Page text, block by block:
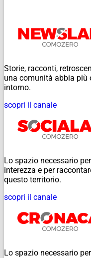
Storie, racconti,
una comunità abbia più
intorno.
scopri il canale
Lo spazio necessario
interezza e per
questo territorio.
scopri il canale
Lo spazio necessario